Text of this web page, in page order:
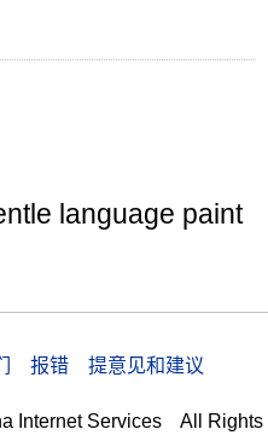
language paint
报错 提意见和建议
Internet Services All Rights